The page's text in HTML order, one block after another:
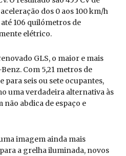
dos 0 aos 100 km/h
106 quilómetros de
elétrico.
GLS, o maior e mais
Com 5,21 metros de
seis ou sete ocupantes,
uma verdadeira alternativa às
abdica de espaço e
imagem ainda mais
a grelha iluminada, novos